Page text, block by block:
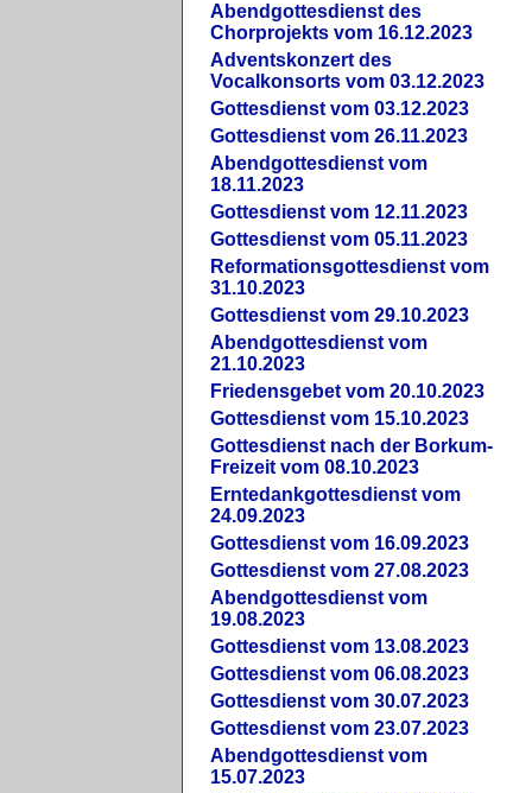
Abendgottesdienst des
Chorprojekts vom 16.12.2023
Adventskonzert des
Vocalkonsorts vom 03.12.2023
Gottesdienst vom 03.12.2023
Gottesdienst vom 26.11.2023
Abendgottesdienst vom
18.11.2023
Gottesdienst vom 12.11.2023
Gottesdienst vom 05.11.2023
Reformationsgottesdienst vom
31.10.2023
Gottesdienst vom 29.10.2023
Abendgottesdienst vom
21.10.2023
Friedensgebet vom 20.10.2023
Gottesdienst vom 15.10.2023
Gottesdienst nach der Borkum-
Freizeit vom 08.10.2023
Erntedankgottesdienst vom
24.09.2023
Gottesdienst vom 16.09.2023
Gottesdienst vom 27.08.2023
Abendgottesdienst vom
19.08.2023
Gottesdienst vom 13.08.2023
Gottesdienst vom 06.08.2023
Gottesdienst vom 30.07.2023
Gottesdienst vom 23.07.2023
Abendgottesdienst vom
15.07.2023